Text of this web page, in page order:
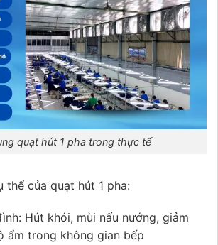
quạt hút 1 pha trong thực tế
thể của quạt hút 1 pha:
Hút khói, mùi nấu nướng, giảm
ẩm trong không gian bếp